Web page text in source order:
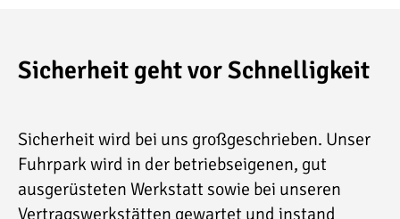
Sicherheit geht vor Schnelligkeit
Sicherheit wird bei uns großgeschrieben. Unser
Fuhrpark wird in der betriebseigenen, gut
ausgerüsteten Werkstatt sowie bei unseren
Vertragswerkstätten gewartet und instand